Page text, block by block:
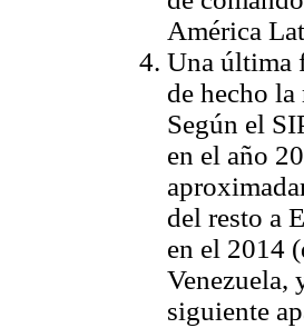
América
Una última
de hecho
Según el
en el año
del resto a
en el 2014
Venezuela,
siguiente